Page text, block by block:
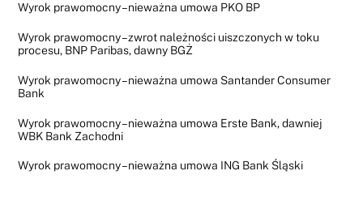
Wyrok prawomocny – nieważna umowa PKO BP
Wyrok prawomocny – zwrot należności uiszczonych w toku
procesu, BNP Paribas, dawny BGŻ
Wyrok prawomocny – nieważna umowa Santander Consumer
Bank
Wyrok prawomocny – nieważna umowa Erste Bank, dawniej
WBK Bank Zachodni
Wyrok prawomocny – nieważna umowa ING Bank Śląski